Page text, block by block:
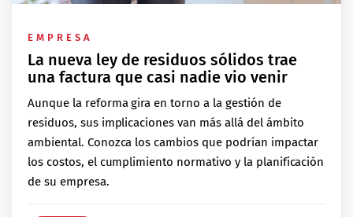
EMPRESA
La nueva ley de residuos sólidos trae
una factura que casi nadie vio venir
Aunque la reforma gira en torno a la gestión de
residuos, sus implicaciones van más allá del ámbito
ambiental. Conozca los cambios que podrían impactar
los costos, el cumplimiento normativo y la planificación
de su empresa.